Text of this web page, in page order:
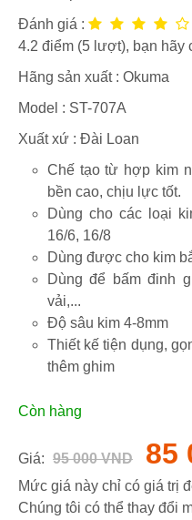
Đánh giá :
4.2 điểm (5 lượt), bạn hãy
Hãng sản xuất : Okuma
Model : ST-707A
Xuất xứ : Đài Loan
Chế tạo từ hợp kim nhôm cao cấp chống gỉ sét, độ
bền cao, chịu lực tốt.
Dùng cho các loại kim chữ Π bắn gỗ thông dụng:
16/6, 16/8
Dùng được cho kim
Dùng để bấm đinh ghim lên gỗ, ván ép, bìa, giấy
vải,...
Độ sâu kim 4-8mm
Thiết kế tiện dụng, gọn, dễ sử dụng, dễ dàng lắp ráp,
thêm ghim
Còn hàng
Giá: 95 000 VND 85
Mức giá này chỉ có giá trị
Chúng tôi có thể thay đổi